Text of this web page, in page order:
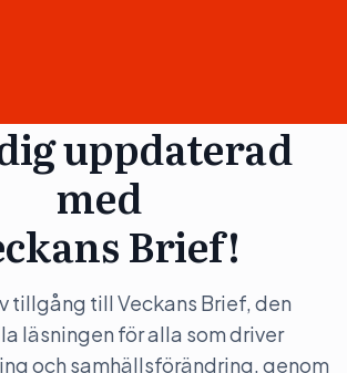
uppdaterad
med
Brief!
tillgång till Veckans Brief, den
läsningen för alla som driver
och samhällsförändring, genom